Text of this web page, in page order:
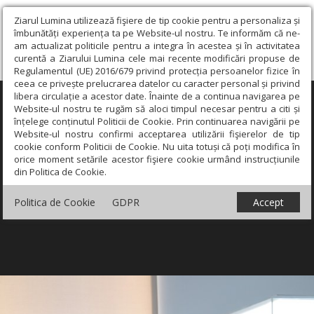
Ziarul Lumina utilizează fişiere de tip cookie pentru a personaliza și
îmbunătăți experiența ta pe Website-ul nostru. Te informăm că ne-
am actualizat politicile pentru a integra în acestea și în activitatea
curentă a Ziarului Lumina cele mai recente modificări propuse de
Regulamentul (UE) 2016/679 privind protecția persoanelor fizice în
ceea ce privește prelucrarea datelor cu caracter personal și privind
libera circulație a acestor date. Înainte de a continua navigarea pe
Website-ul nostru te rugăm să aloci timpul necesar pentru a citi și
înțelege conținutul Politicii de Cookie. Prin continuarea navigării pe
Website-ul nostru confirmi acceptarea utilizării fişierelor de tip
cookie conform Politicii de Cookie. Nu uita totuși că poți modifica în
orice moment setările acestor fişiere cookie urmând instrucțiunile
din Politica de Cookie.
Politica de Cookie GDPR Accept
×